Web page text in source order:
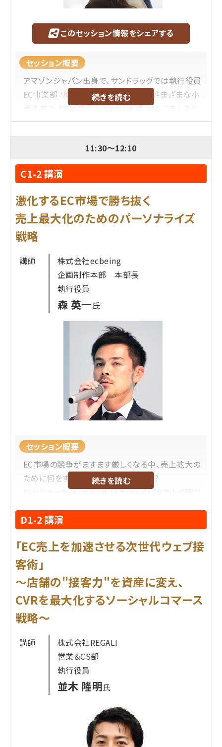
に、お話しできればと思っております。
このセッション情報をシェアする
セッション概要
アマゾンジャパン出身で、サンドラッグでは執行役員
EC事業部 事業長を務めた田丸氏は、さまざまな小
売企業で、EC事業におけるDX推進、オムニチャネル
化成功につながる社内改革に取り組んできました。
このセッションでは、その知見をEC担当者向けに公
開し、特にオムニチャネル領域において実践的なノ
ウハウを伝えます。田丸氏の実績と実例に基づく、再
現性の高い取り組みばかり。OMOに関心があるEC
プロフィール
SRSホールディングス株式会社
日本大手通信会社を経て、2003年アマゾンジャパン
に入社。16年に渡り、小売部門にて全商品の商品登
録から販売、販売後の販売促進、マーケティングや広
告、運用まで、カテゴリー横断の多数サービス・業務
改革・プロダクトの日本責任者に従事。その後セブン
アンドアイホールディングスにて、デジタル戦略企画
部長として、グループ横断のDX・EC推進、新規事業
立案を行う。Walmartの子会社であった西友に参画
し、OMO施策や楽天西友ネットスーパーの新規事業
開発等幅広く従事。
2021年11月に株式会社サンドラッグへ執行役員と
してECを中心とした変革をし、2022年3月には日本
からSRSホールディングス株式会社執行役員グルー
プDX推進本部長就任。ビジネス、マーケティングか
らシステムまでの改革を得意とし、これまでの経験
を元に講演活動なども行う。
続きを読む
11:30～12:10
C1-2 講演
激化するEC市場で勝ち抜く
売上最大化のためのパーソナライズ
戦略
講師
株式会社ecbeing
企画制作本部 本部長
執行役員
森 英一氏
セッション概要
EC市場の競争がますます厳しくなる中、売上拡大の
ために何をすべきか悩んでいませんか？
本セミナーでは、ファン化促進によるLTV向上の取り
組み、AIを活用した業務効率化やマーケティング
ツールによる顧客パーソナライズ戦略を成功事例と
次の成長ステージに進むためのオンライン・オフライ
ン双方で使える具体的な施策をお伝えしますので、
ぜひご参加ください。
プロフィール
株式会社ecbeing
森 英一
2011年株式会社ecbeingに入社。
WEBディレクター・プロデューサーとして200を超え
るサイトの新規・
リニューアル構築提案を手がける。
ニケーション改善を行い、現在ではWEBコンサル
続きを読む
D1-2 講演
「EC売上を加速させる次世代ウェブ接
客術」
〜店舗の"接客力"を資産に変え、
CVRを最大化するソーシャルコマース
戦略〜
講師
株式会社REGALI
営業＆CS部
執行役員
並木 隆明氏